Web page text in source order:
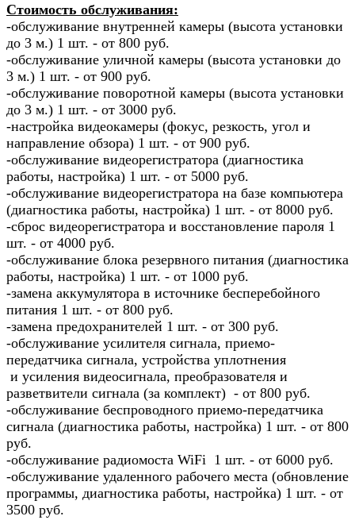
Стоимость обслуживания:
-обслуживание внутренней камеры (высота установки
до 3 м.) 1 шт. - от 800 руб.
-обслуживание уличной камеры (высота установки до
3 м.) 1 шт. - от 900 руб.
-обслуживание поворотной камеры (высота установки
до 3 м.) 1 шт. - от 3000 руб.
-настройка видеокамеры (фокус, резкость, угол и
направление обзора) 1 шт. - от 900 руб.
-обслуживание видеорегистратора (диагностика
работы, настройка) 1 шт. - от 5000 руб.
-обслуживание видеорегистратора на базе компьютера
(диагностика работы, настройка) 1 шт. - от 8000 руб.
-сброс видеорегистратора и восстановление пароля 1
шт. - от 4000 руб.
-обслуживание блока резервного питания (диагностика
работы, настройка) 1 шт. - от 1000 руб.
-замена аккумулятора в источнике бесперебойного
питания 1 шт. - от 800 руб.
-замена предохранителей 1 шт. - от 300 руб.
-обслуживание усилителя сигнала, приемо-
передатчика сигнала, устройства уплотнения
и усиления видеосигнала, преобразователя и
разветвители сигнала (за комплект) - от 800 руб.
-обслуживание беспроводного приемо-передатчика
сигнала (диагностика работы, настройка) 1 шт. - от 800
руб.
-обслуживание радиомоста WiFi 1 шт. - от 6000 руб.
-обслуживание удаленного рабочего места (обновление
программы, диагностика работы, настройка) 1 шт. - от
3500 руб.